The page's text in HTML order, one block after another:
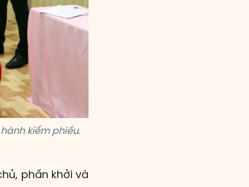
kiểm phiếu.
phấn khởi và